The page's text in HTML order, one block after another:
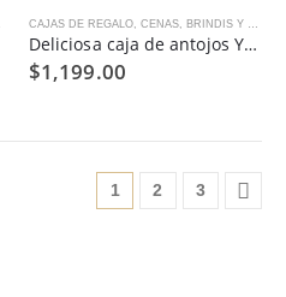
, COMPRAR POR OCASIÓN
CAJAS DE REGALO CENAS, BRINDIS Y REGALOS HOME OFFICE
Deliciosa caja de antojos Yummy Pack® Mediana
$1,199.00
1 2 3